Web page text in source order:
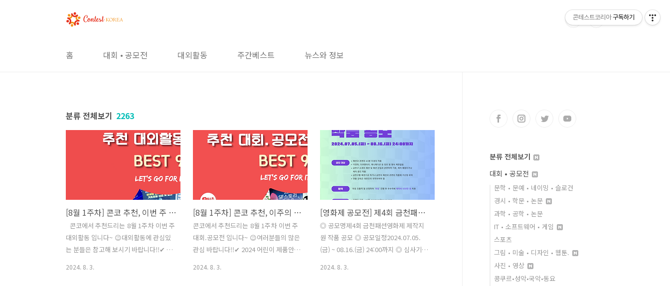
홈 대회 • 공모전 대외활동 주간베스트 뉴스와 정보
분류 전체보기 2263
[8월 1주차] 콘코 추천, 이번 주 대외활동 베스트9
​ ​콘코에서 추천드리는 8월 1주차 이번 주
대외활동 입니다~ 😉대외활동에 관심있
는 분들은 참고해 보시기 바랍니다!!​✔ 통
2024. 8. 3.
[8월 1주차] 콘코 추천, 이주의 공모전 베스트9
콘코에서 추천드리는 8월 1주차 이번 주
대회.공모전 입니다~ 😉여러분들의 많은
관심 바랍니다!!​​✔ 2024 어린이 제품안전
2024. 8. 3.
[영화제 공모전] 제4회 금천패션영화제 제작지원 작품 공모
◎ 공모명제4회 금천패션영화제 제작지
원 작품 공모 ◎ 공모일정2024.07.05.
(금) ~ 08.16.(금) 24:00까지 ◎ 심사기간
2024. 8. 3.
분류 전체보기
대회 • 공모전
문학 • 문예 • 네이밍 • 슬로건
경시 • 학문 • 논문
과학 • 공학 • 논문
IT • 소프트웨어 • 게임
스포츠
그림 • 미술 • 디자인 • 웹툰.
사진 • 영상
콩쿠르•성악•국악•동요
콘테스트코리아 구독하기